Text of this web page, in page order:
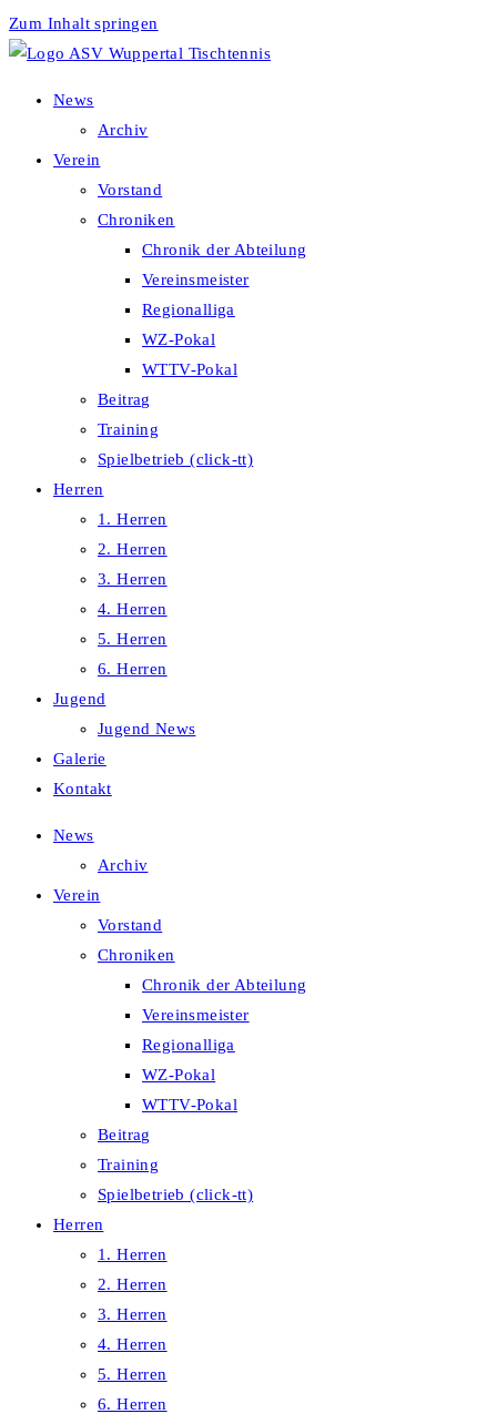
Zum Inhalt springen
News
Archiv
Verein
Vorstand
Chroniken
Chronik der Abteilung
Vereinsmeister
Regionalliga
WZ-Pokal
WTTV-Pokal
Beitrag
Training
Spielbetrieb (click-tt)
Herren
1. Herren
2. Herren
3. Herren
4. Herren
5. Herren
6. Herren
Jugend
Jugend News
Galerie
Kontakt
News
Archiv
Verein
Vorstand
Chroniken
Chronik der Abteilung
Vereinsmeister
Regionalliga
WZ-Pokal
WTTV-Pokal
Beitrag
Training
Spielbetrieb (click-tt)
Herren
1. Herren
2. Herren
3. Herren
4. Herren
5. Herren
6. Herren